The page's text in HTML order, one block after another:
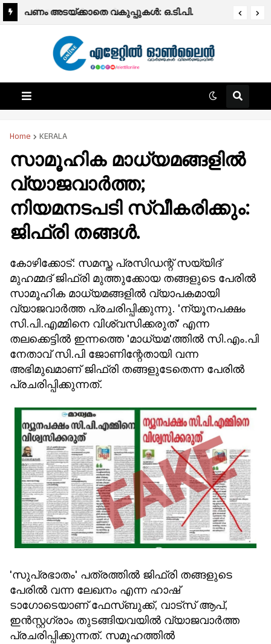
പണം അടയ്ക്കാതെ വകുപ്പുകൾ: ഒ.ടി.പി.
പ്രഭാത വാർത്തകൾ
Home KERALA
സാമൂഹിക മാധ്യമങ്ങളിൽ‍
വ്യാജവാര്‍ത്ത;
നിയമനടപടി സ്വീകരിക്കും:
ജിഫ്‌രി തങ്ങൾ.
കോഴിക്കോട്: സമസ്ത പ്രസിഡന്റ് സയ്യിദ്
മുഹമ്മദ് ജിഫ്‌രി മുത്തുക്കോയ തങ്ങളുടെ പേരില്‍
സാമൂഹിക മാധ്യമങ്ങളില്‍ വ്യാപകമായി
വ്യാജവാര്‍ത്ത പ്രചരിപ്പിക്കുന്നു. 'ന്യൂനപക്ഷം
സി.പി.എമ്മിനെ വിശ്വസിക്കരുത്' എന്ന
തലക്കെട്ടില്‍ ഇന്നത്തെ 'മാധ്യമ'ത്തില്‍ സി.എം.പി
നേതാവ് സി.പി ജോണിന്റേതായി വന്ന
അഭിമുഖമാണ് ജിഫ്‌രി തങ്ങളുടേതെന്ന പേരില്‍
പ്രചരിപ്പിക്കുന്നത്.
'സുപ്രഭാതം' പത്രത്തില്‍ ജിഫ്‌രി തങ്ങളുടെ
പേരില്‍ വന്ന ലേഖനം എന്ന ഹാഷ്
ടാഗോടെയാണ് ഫേസ്ബുക്ക്, വാട്‌സ് ആപ്,
ഇന്‍സ്റ്റഗ്രാം തുടങ്ങിയവയില്‍ വ്യാജവാര്‍ത്ത
പ്രചരിപ്പിക്കുന്നത്. സമൂഹത്തില്‍